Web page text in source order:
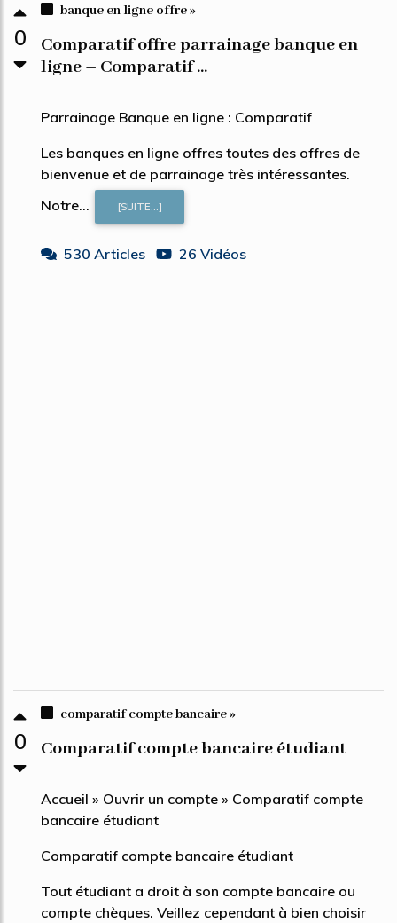
0
banque en ligne offre »
Comparatif offre parrainage banque en
ligne – Comparatif ...
Parrainage Banque en ligne : Comparatif
Les banques en ligne offres toutes des offres de
bienvenue et de parrainage très intéressantes.
Notre...
[SUITE...]
530 Articles 26 Vidéos
0
comparatif compte bancaire »
Comparatif compte bancaire étudiant
Accueil » Ouvrir un compte » Comparatif compte
bancaire étudiant
Comparatif compte bancaire étudiant
Tout étudiant a droit à son compte bancaire ou
compte chèques. Veillez cependant à bien choisir